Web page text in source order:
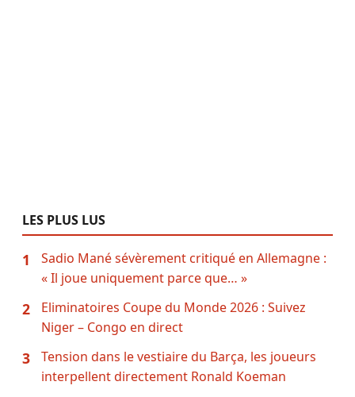
LES PLUS LUS
1
Sadio Mané sévèrement critiqué en Allemagne :
« Il joue uniquement parce que… »
2
Eliminatoires Coupe du Monde 2026 : Suivez
Niger – Congo en direct
3
Tension dans le vestiaire du Barça, les joueurs
interpellent directement Ronald Koeman